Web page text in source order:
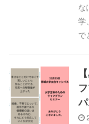
な
学
で